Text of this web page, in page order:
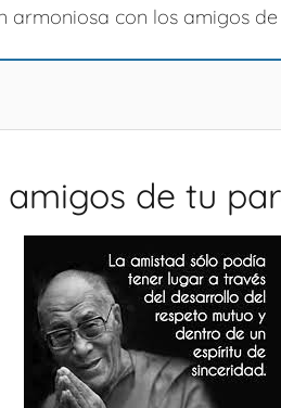
con los amigos
de tu